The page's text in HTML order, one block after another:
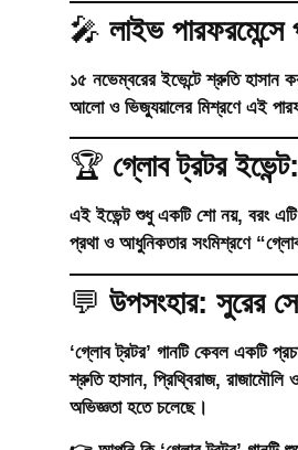
🎤 লাইভ
১৫ নভেম্বরের ইভেন্টে শ্রুতি হাসান
আলো ও ভিজ্যুয়ালের মিশ্রণে এই
🏆 গ্লোব ট্রটর
এই ইভেন্ট শুধু একটি শো নয়, বরং এটি
প্রথা ও আধুনিকতার সংমিশ্রণে
💬 উপসংহার: সুরের
‘গ্লোব ট্রটর’ গানটি কেবল একটি
শ্রুতি হাসান, প্রিথ্বিরাজ,
অভিজ্ঞতা হতে চলেছে।